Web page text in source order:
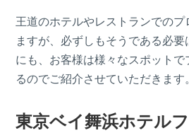
王道のホテルやレストランでのプ
ますが、必ずしもそうである必
にも、お客様は様々なスポット
るのでご紹介させていただきます。
東京ベイ舞浜ホテル